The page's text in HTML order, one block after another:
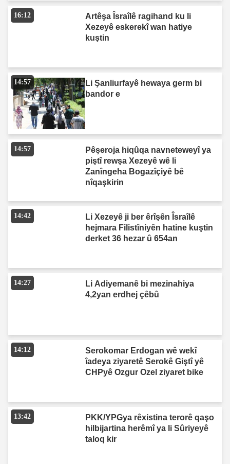
16:12
Artêşa Îsraîlê ragihand ku li
Xezeyê eskerekî wan hatiye
kuştin
14:57
Li Şanliurfayê hewaya germ bi
bandor e
14:57
Pêşeroja hiqûqa navneteweyî ya
piştî rewşa Xezeyê wê li
Zanîngeha Bogazîçiyê bê
nîqaşkirin
14:42
Li Xezeyê ji ber êrîşên Îsraîlê
hejmara Filistîniyên hatine kuştin
derket 36 hezar û 654an
14:27
Li Adiyemanê bi mezinahiya
4,2yan erdhej çêbû
14:12
Serokomar Erdogan wê wekî
îadeya ziyaretê Serokê Giştî yê
CHPyê Ozgur Ozel ziyaret bike
13:42
PKK/YPGya rêxistina terorê qaşo
hilbijartina herêmî ya li Sûriyeyê
taloq kir